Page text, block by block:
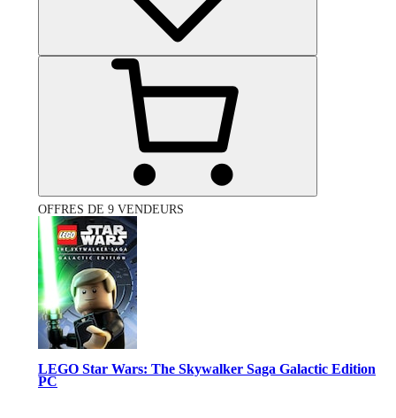
OFFRES DE 9 VENDEURS
LEGO Star Wars: The Skywalker Saga Galactic Edition
PC